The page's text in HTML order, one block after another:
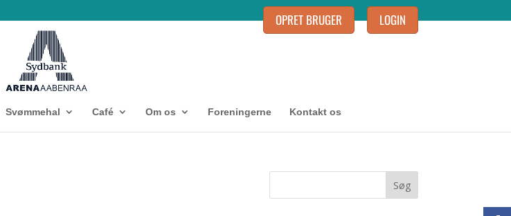
OPRET BRUGER LOGIN
Svømmehal Café Om os Foreningerne Kontakt os